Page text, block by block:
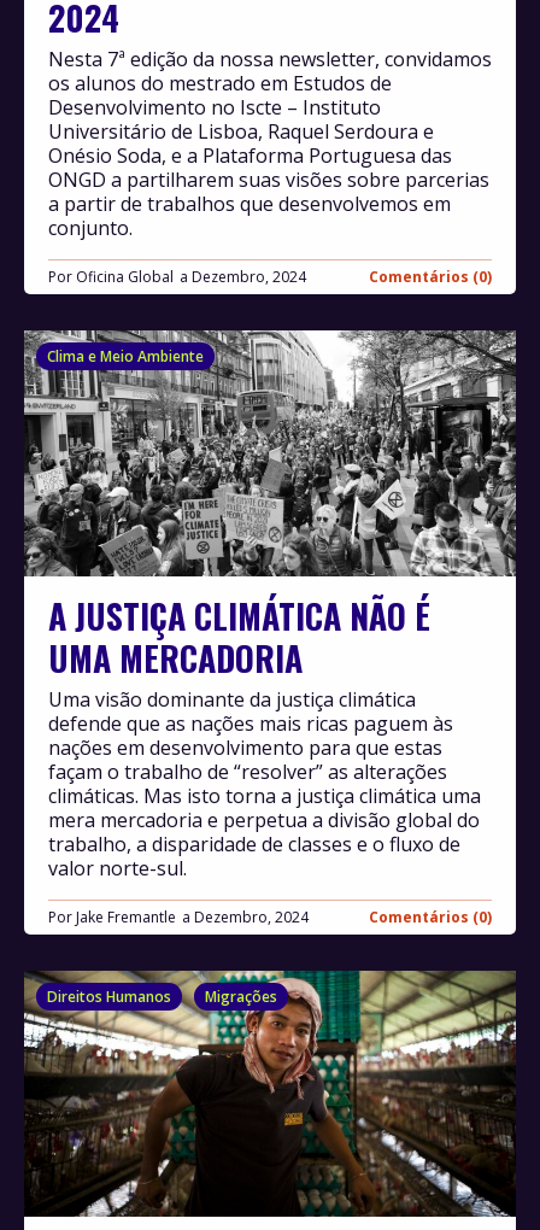
2024
Por Oficina Global Dezembro, 2024 Comentários (0)
Nesta 7ª edição da nossa newsletter, convidamos
os alunos do mestrado em Estudos de
Desenvolvimento no Iscte – Instituto
Universitário de Lisboa, Raquel Serdoura e
Onésio Soda, e a Plataforma Portuguesa das
ONGD a partilharem suas visões sobre parcerias
a partir de trabalhos que desenvolvemos em
conjunto.
Clima e Meio Ambiente
A JUSTIÇA CLIMÁTICA NÃO É
UMA MERCADORIA
Por Jake Fremantle Dezembro, 2024 Comentários (0)
Uma visão dominante da justiça climática
defende que as nações mais ricas paguem às
nações em desenvolvimento para que estas
façam o trabalho de “resolver” as alterações
climáticas. Mas isto torna a justiça climática uma
mera mercadoria e perpetua a divisão global do
trabalho, a disparidade de classes e o fluxo de
valor norte-sul.
Direitos Humanos Migrações